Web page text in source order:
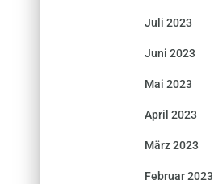
Juli 2023
Juni 2023
Mai 2023
April 2023
März 2023
Februar 2023